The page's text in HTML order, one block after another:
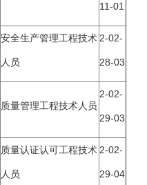
11-01
安全生产管理工程技术
人员
2-02-
28-03
质量管理工程技术人员
2-02-
29-03
质量认证认可工程技术
人员
2-02-
29-04